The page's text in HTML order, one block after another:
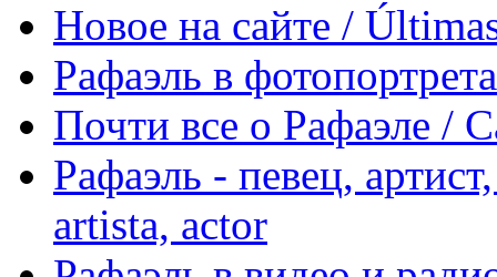
Новое на сайте /
Рафаэль в
Почти все о Рафаэле /
Рафаэль - певец,
artista, actor